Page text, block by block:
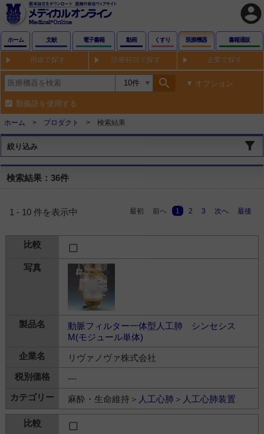
account_circle
ホーム 文献 電子書籍 動画 くすり 医療機器 書籍通販
用途で探す 診療科目で探す 企業で探す
search オプション
類義語を使用する
ホーム プロダクト 検索結果
絞り込み
検索結果：36件
1 - 10 件を表示中 最初 前へ 1 2 3 次へ 最後
動脈フィルター一体型人工肺 シンセシス
M(モジュール単体)
リヴァノヴァ株式会社
---
麻酔・生命維持＞ 人工心肺 ＞ 人工心肺装置